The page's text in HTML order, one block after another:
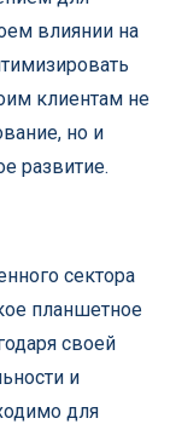
влиянии на
клиентам не
но и
развитие.
сектора
планшетное
своей
и
для